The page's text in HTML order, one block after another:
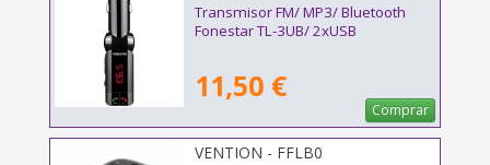
Transmisor FM/ MP3/ Bluetooth
Fonestar TL-3UB/ 2xUSB
11,50 €
Comprar
VENTION - FFLB0